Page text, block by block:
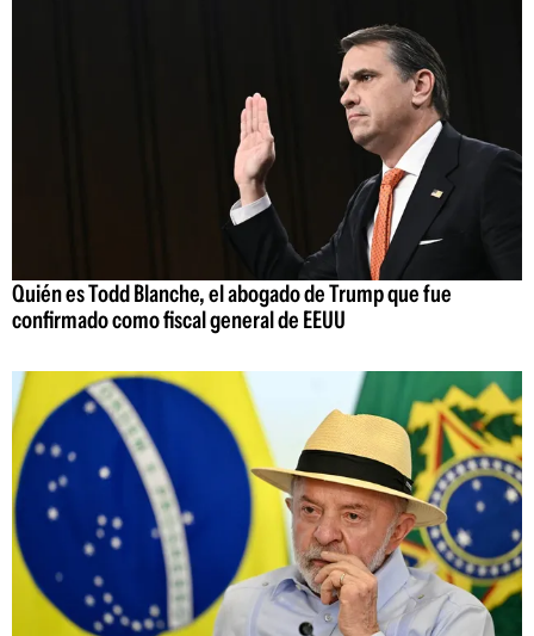
Quién es Todd Blanche, el abogado de Trump que fue
confirmado como fiscal general de EEUU